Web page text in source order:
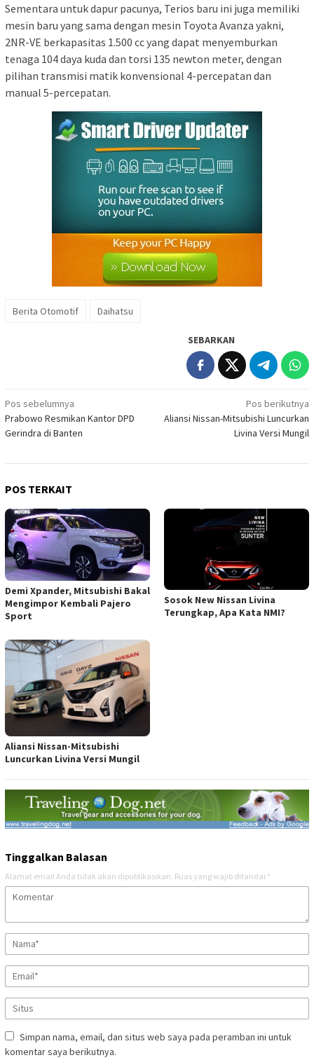
Sementara untuk dapur pacunya, Terios baru ini juga memiliki
mesin baru yang sama dengan mesin Toyota Avanza yakni,
2NR-VE berkapasitas 1.500 cc yang dapat menyemburkan
tenaga 104 daya kuda dan torsi 135 newton meter, dengan
pilihan transmisi matik konvensional 4-percepatan dan
manual 5-percepatan.
Berita Otomotif Daihatsu
SEBARKAN
Navigasi
pos
Pos sebelumnya
Prabowo Resmikan Kantor DPD
Gerindra di Banten
Pos berikutnya
Aliansi Nissan-Mitsubishi Luncurkan
Livina Versi Mungil
POS TERKAIT
Demi Xpander, Mitsubishi Bakal
Mengimpor Kembali Pajero
Sport
Sosok New Nissan Livina
Terungkap, Apa Kata NMI?
Aliansi Nissan-Mitsubishi
Luncurkan Livina Versi Mungil
Tinggalkan Balasan
Alamat email Anda tidak akan dipublikasikan. Ruas yang wajib ditandai *
Simpan nama, email, dan situs web saya pada peramban ini untuk
komentar saya berikutnya.